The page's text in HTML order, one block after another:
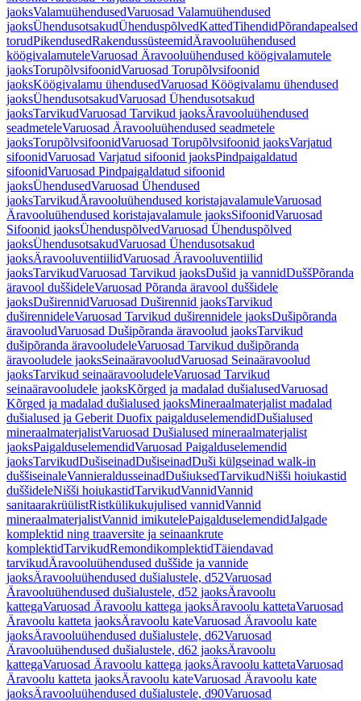
jaoksValamuühendusedVaruosad Valamuühendused
jaoksÜhendusotsakudÜhenduspõlvedKattedTihendidPõrandapealsed
torudPikendusedRakendussüsteemidÄravooluühendused
köögivalamuteleVaruosad Äravooluühendused köögivalamutele
jaoksTorupõlvsifoonidVaruosad Torupõlvsifoonid
jaoksKöögivalamu ühendusedVaruosad Köögivalamu ühendused
jaoksÜhendusotsakudVaruosad Ühendusotsakud
jaoksTarvikudVaruosad Tarvikud jaoksÄravooluühendused
seadmeteleVaruosad Äravooluühendused seadmetele
jaoksTorupõlvsifoonidVaruosad Torupõlvsifoonid jaoksVarjatud
sifoonidVaruosad Varjatud sifoonid jaoksPindpaigaldatud
sifoonidVaruosad Pindpaigaldatud sifoonid
jaoksÜhendusedVaruosad Ühendused
jaoksTarvikudÄravooluühendused koristajavalamuleVaruosad
Äravooluühendused koristajavalamule jaoksSifoonidVaruosad
Sifoonid jaoksÜhenduspõlvedVaruosad Ühenduspõlved
jaoksÜhendusotsakudVaruosad Ühendusotsakud
jaoksÄravooluventiilidVaruosad Äravooluventiilid
jaoksTarvikudVaruosad Tarvikud jaoksDušid ja vannidDuššPõranda
äravool duššideleVaruosad Põranda äravool duššidele
jaoksDuširennidVaruosad Duširennid jaoksTarvikud
duširennideleVaruosad Tarvikud duširennidele jaoksDušipõranda
äravooludVaruosad Dušipõranda äravoolud jaoksTarvikud
dušipõranda äravooludeleVaruosad Tarvikud dušipõranda
äravooludele jaoksSeinaäravooludVaruosad Seinaäravoolud
jaoksTarvikud seinaäravooludeleVaruosad Tarvikud
seinaäravooludele jaoksKõrged ja madalad dušialusedVaruosad
Kõrged ja madalad dušialused jaoksMineraalmaterjalist madalad
dušialused ja Geberit Duofix paigalduselemendidDušialused
mineraalmaterjalistVaruosad Dušialused mineraalmaterjalist
jaoksPaigalduselemendidVaruosad Paigalduselemendid
jaoksTarvikudDušiseinadDušiseinadDuši külgseinad walk-in
duššiseinaleVannieraldusseinadDušiuksedTarvikudNišši hoiukastid
duššideleNišši hoiukastidTarvikudVannidVannid
sanitaarakrüülistRistkülikukujulised vannidVannid
mineraalmaterjalistVannid imikutelePaigalduselemendidJalgade
komplektid ning traaversite ja seinaankrute
komplektidTarvikudRemondikomplektidTäiendavad
tarvikudÄravooluühendused duššide ja vannide
jaoksÄravooluühendused dušialustele, d52Varuosad
Äravooluühendused dušialustele, d52 jaoksÄravoolu
kattegaVaruosad Äravoolu kattega jaoksÄravoolu kattetaVaruosad
Äravoolu katteta jaoksÄravoolu kateVaruosad Äravoolu kate
jaoksÄravooluühendused dušialustele, d62Varuosad
Äravooluühendused dušialustele, d62 jaoksÄravoolu
kattegaVaruosad Äravoolu kattega jaoksÄravoolu kattetaVaruosad
Äravoolu katteta jaoksÄravoolu kateVaruosad Äravoolu kate
jaoksÄravooluühendused dušialustele, d90Varuosad